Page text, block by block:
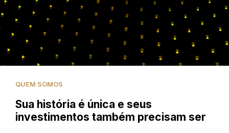
QUEM SOMOS
Sua história é única e seus
investimentos também precisam ser